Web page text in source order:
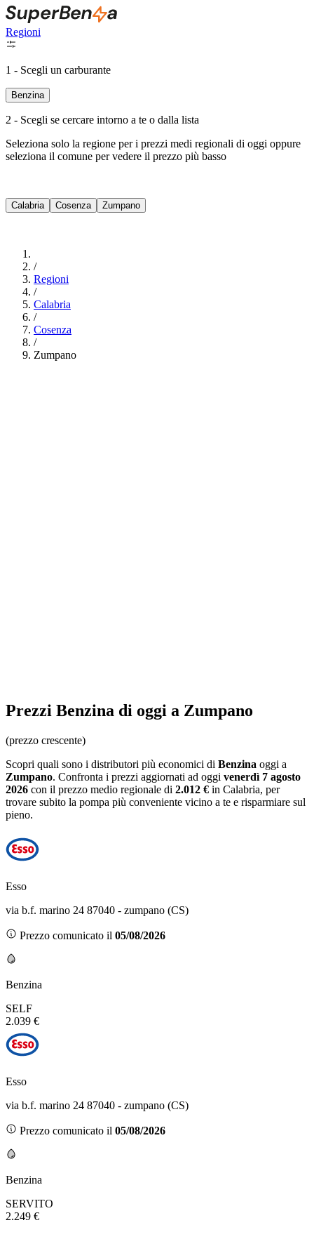
Regioni
1 - Scegli un carburante
Benzina
2 - Scegli se cercare intorno a te o dalla lista
Seleziona solo la regione per i prezzi medi regionali di oggi oppure
seleziona il comune per vedere il prezzo più basso
Calabria Cosenza Zumpano
/
Regioni
/
Calabria
/
Cosenza
/
Zumpano
Prezzi Benzina di oggi a Zumpano
(prezzo crescente)
Scopri quali sono i distributori più economici di Benzina oggi a
Zumpano. Confronta i prezzi aggiornati ad oggi venerdì 7 agosto
2026 con il prezzo medio regionale di 2.012 € in Calabria, per
trovare subito la pompa più conveniente vicino a te e risparmiare sul
pieno.
Esso
via b.f. marino 24 87040 - zumpano (CS)
Prezzo comunicato il 05/08/2026
Benzina
SELF
2.039 €
Esso
via b.f. marino 24 87040 - zumpano (CS)
Prezzo comunicato il 05/08/2026
Benzina
SERVITO
2.249 €